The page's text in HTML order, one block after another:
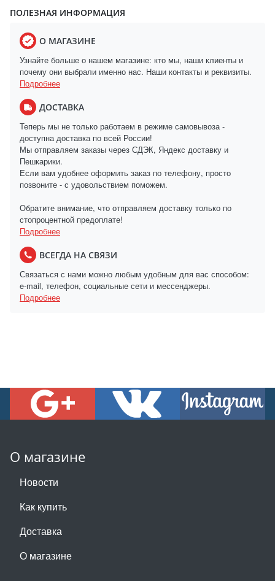
ПОЛЕЗНАЯ ИНФОРМАЦИЯ
О МАГАЗИНЕ
Узнайте больше о нашем магазине: кто мы, наши клиенты и
почему они выбрали именно нас. Наши контакты и реквизиты.
Подробнее
ДОСТАВКА
Теперь мы не только работаем в режиме самовывоза -
доступна доставка по всей России!
Мы отправляем заказы через СДЭК, Яндекс доставку и
Пешкарики.
Если вам удобнее оформить заказ по телефону, просто
позвоните - с удовольствием поможем.
Обратите внимание, что отправляем доставку только по
стопроцентной предоплате!
Подробнее
ВСЕГДА НА СВЯЗИ
Связаться с нами можно любым удобным для вас способом:
e-mail, телефон, социальные сети и мессенджеры.
Подробнее
О магазине
Новости
Как купить
Доставка
О магазине